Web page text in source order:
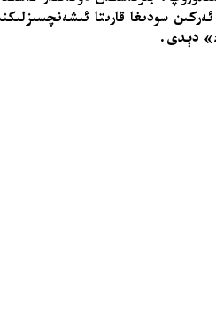
سودىغا قارىتا
دېدى.